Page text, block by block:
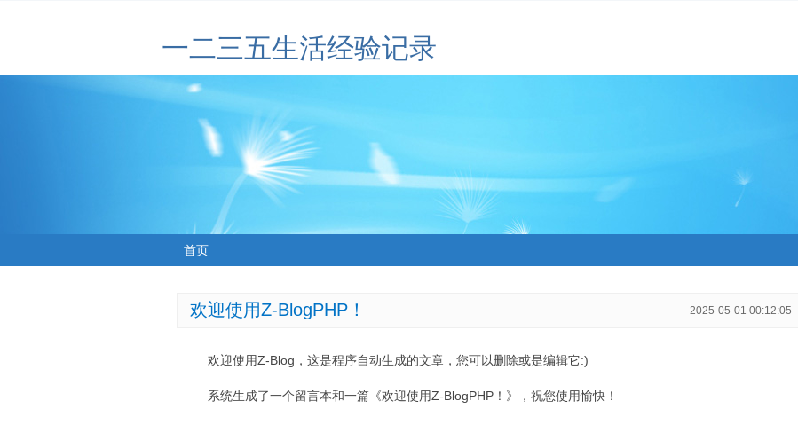
一二三五生活经验记录
首页
欢迎使用Z-BlogPHP！ 2025-05-01 00:12:05
欢迎使用Z-Blog，这是程序自动生成的文章，您可以删除或是编辑它:)
系统生成了一个留言本和一篇《欢迎使用Z-BlogPHP！》，祝您使用愉快！